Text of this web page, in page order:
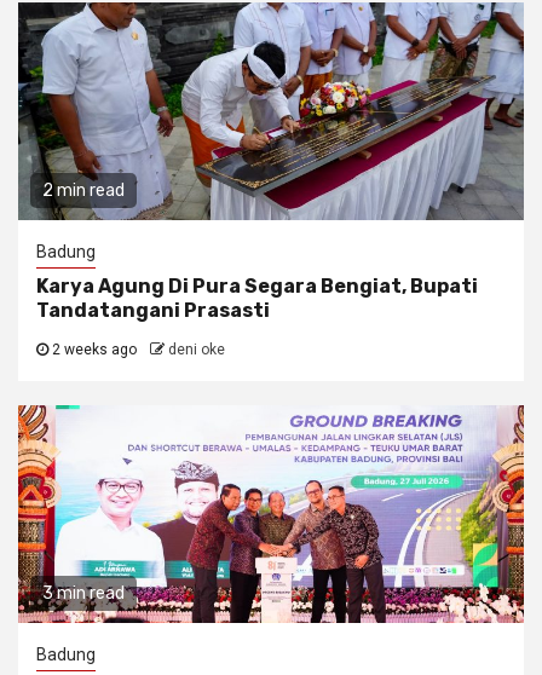
2 min read
Badung
Karya Agung Di Pura Segara Bengiat, Bupati
Tandatangani Prasasti
2 weeks ago deni oke
3 min read
Badung